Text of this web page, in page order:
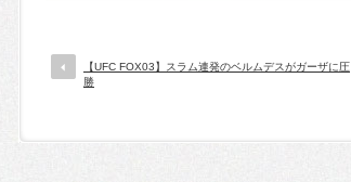
【UFC FOX03】スラム連発のベルムデスがガーザに圧
勝